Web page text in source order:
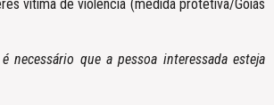
vítima de violência (medida protetiva/Goiás
necessário que a pessoa interessada esteja